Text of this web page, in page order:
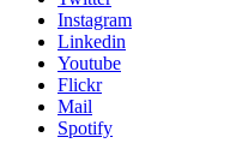
Instagram
Linkedin
Youtube
Flickr
Mail
Spotify